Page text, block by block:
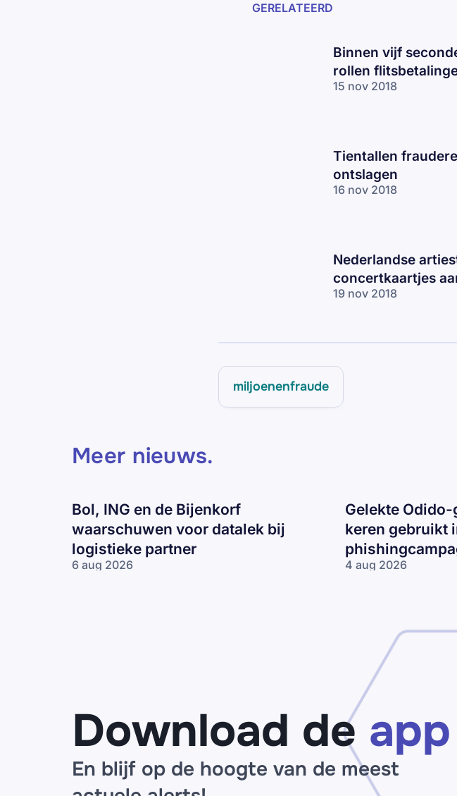
GERELATEERD
Binnen vijf
rollen
15 nov 2018
Tientallen
ontslagen
16 nov 2018
Nederlandse
concertkaartjes
19 nov 2018
miljoenenfraude
Meer nieuws.
Bol, ING en de Bijenkorf
waarschuwen voor datalek bij
logistieke partner
6 aug 2026
Gelekte
keren gebruikt
4 aug 2026
Download de app
En blijf op de hoogte van de meest